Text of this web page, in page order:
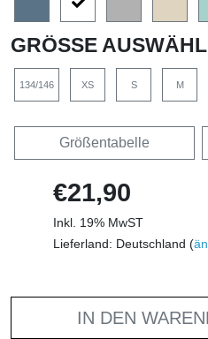
GRÖSSE
134/146 XS S M
Größentabelle
€21,90
Inkl. 19% MwST
Lieferland: Deutschland (
IN DEN